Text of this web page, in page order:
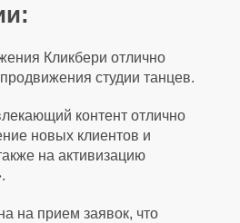
Кликбери отлично
студии танцев.
контент отлично
новых клиентов и
на активизацию
на прием заявок, что